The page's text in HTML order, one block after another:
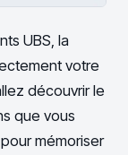
UBS, la
votre
découvrir le
que vous
mémoriser